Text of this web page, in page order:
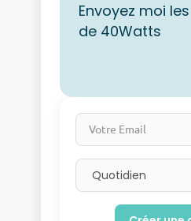
Envoyez moi
de 40Watts
Votre Email
Email frequency